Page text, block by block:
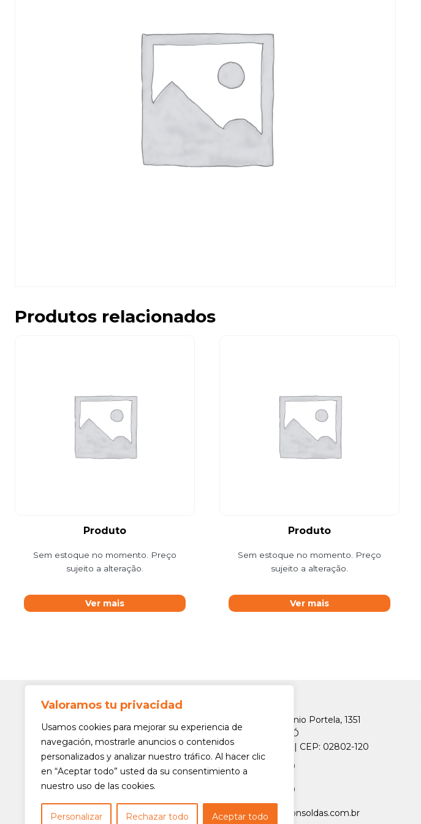
Valoramos tu privacidad
Usamos cookies para mejorar su experiencia de
navegación, mostrarle anuncios o contenidos
personalizados y analizar nuestro tráfico. Al hacer clic
en “Aceptar todo” usted da su consentimiento a
nuestro uso de las cookies.
Personalizar Rechazar todo Aceptar todo
Produtos relacionados
Produto
Sem estoque no momento. Preço
sujeito a alteração.
Ver mais
Produto
Sem estoque no momento. Preço
sujeito a alteração.
Ver mais
Siga-nos!
Av. Min. Petrônio Portela, 1351
Freguesia do Ó
São Paulo/SP | CEP: 02802-120
(11) 3975-6000
(11) 3975-6000
contato@argonsoldas.com.br